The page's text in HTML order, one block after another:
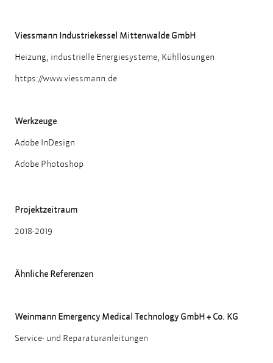
Viessmann Industriekessel Mittenwalde GmbH
Heizung, industrielle Energiesysteme, Kühllösungen
https://www.viessmann.de
Werkzeuge
Adobe InDesign
Adobe Photoshop
Projektzeitraum
2018-2019
Ähnliche Referenzen
Weinmann Emergency Medical Technology GmbH + Co. KG
Service- und Reparaturanleitungen